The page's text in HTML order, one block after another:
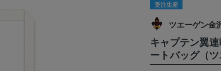
受注生産
ツエーゲン金
キャプテン翼
ートバッグ（